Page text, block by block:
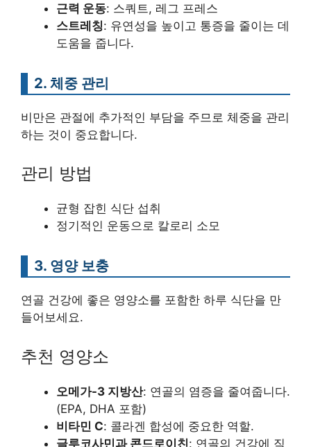
근력 운동: 스쿼트, 레그 프레스
스트레칭: 유연성을 높이고 통증을 줄이는 데
도움을 줍니다.
2. 체중 관리
비만은 관절에 추가적인 부담을 주므로 체중을 관리
하는 것이 중요합니다.
관리 방법
균형 잡힌 식단 섭취
정기적인 운동으로 칼로리 소모
3. 영양 보충
연골 건강에 좋은 영양소를 포함한 하루 식단을 만
들어보세요.
추천 영양소
오메가-3 지방산: 연골의 염증을 줄여줍니다.
(EPA, DHA 포함)
비타민 C: 콜라겐 합성에 중요한 역할.
글루코사민과 콘드로이친: 연골의 건강에 직